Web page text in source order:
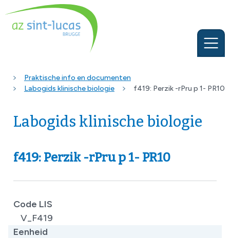
Praktische info en documenten
Labogids klinische biologie
f419: Perzik -rPru p 1- PR10
Labogids klinische biologie
f419: Perzik -rPru p 1- PR10
Code LIS
V_F419
Eenheid